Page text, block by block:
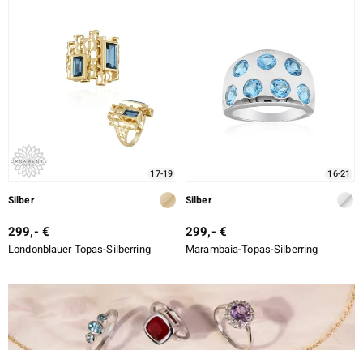
17-19
Silber
299,- €
Londonblauer Topas-Silberring
16-21
Silber
299,- €
Marambaia-Topas-Silberring